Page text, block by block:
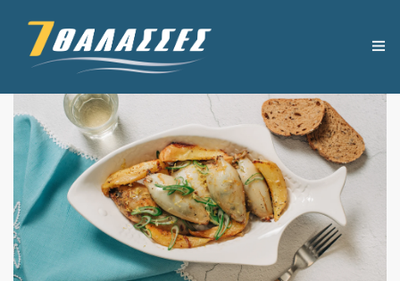
Η ΕΤΑΙΡΕΙΑ
ΧΡΗΣΙΜΑ
ΠΡΟΪΟΝΤΑ
ΣΥΝΤΑΓΕΣ